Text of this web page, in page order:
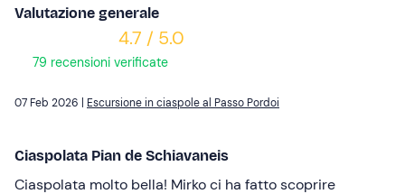
Valutazione generale
4.7 / 5.0
79 recensioni verificate
07 Feb 2026 | Escursione in ciaspole al Passo Pordoi
Ciaspolata Pian de Schiavaneis
Ciaspolata molto bella! Mirko ci ha fatto scoprire